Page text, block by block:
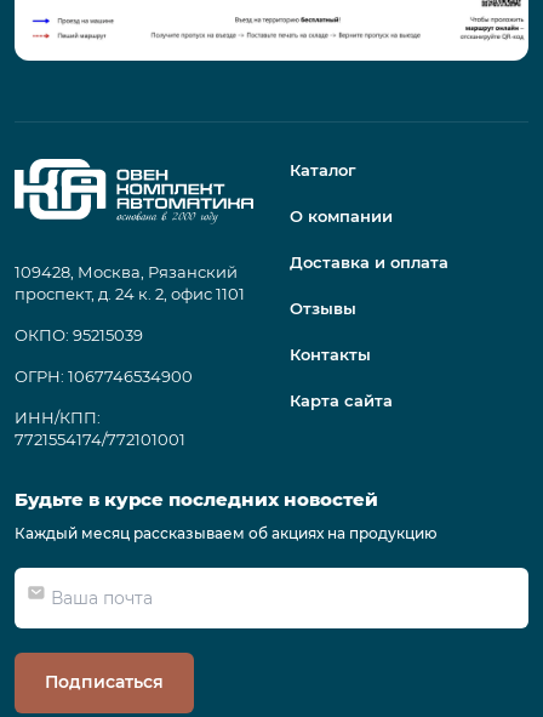
109428, Москва, Рязанский
проспект, д. 24 к. 2, офис 1101
ОКПО: 95215039
ОГРН: 1067746534900
ИНН/КПП:
7721554174/772101001
Каталог
О компании
Доставка и оплата
Отзывы
Контакты
Карта сайта
Будьте в курсе последних новостей
Каждый месяц рассказываем об акциях на продукцию
Подписаться